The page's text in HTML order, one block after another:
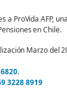
a ProVida AFP,
en Chile.
Marzo del
.
3228 8919